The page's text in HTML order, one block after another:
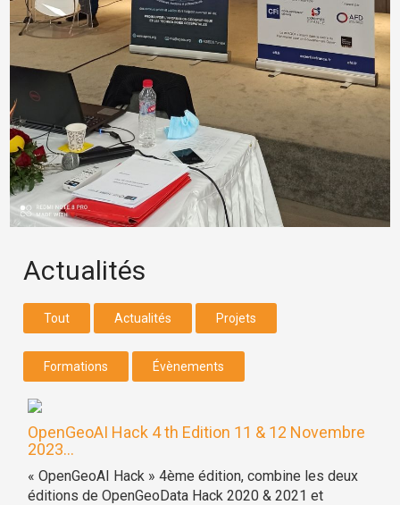
Actualités
Tout Actualités Projets
Formations Évènements
OpenGeoAI Hack 4 th Edition 11 & 12 Novembre
2023...
« OpenGeoAI Hack » 4ème édition, combine les deux
éditions de OpenGeoData Hack 2020 & 2021 et